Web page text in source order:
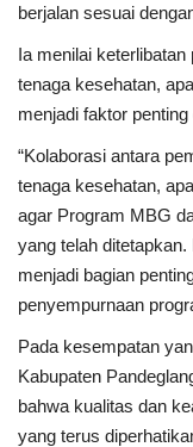
berjalan sesuai
Ia menilai
tenaga kesehatan,
menjadi faktor
“Kolaborasi antara
tenaga kesehatan,
agar Program MBG
yang telah
menjadi bagian
penyempurnaan
Pada kesempatan
Kabupaten
bahwa kualitas dan
yang terus